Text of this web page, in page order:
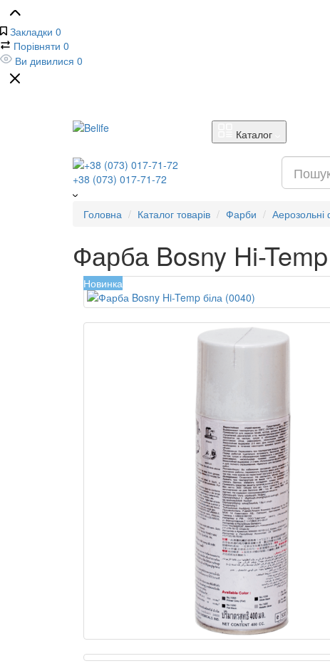
Закладки 0
Порівняти 0
Ви дивилися 0
Каталог
+38 (073) 017-71-72
Головна Каталог товарів Фарби
Фарба Bosny Hi-
Новинка